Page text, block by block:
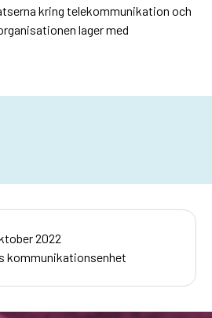
kring telekommunikation och
lager med
2022
kommunikationsenhet